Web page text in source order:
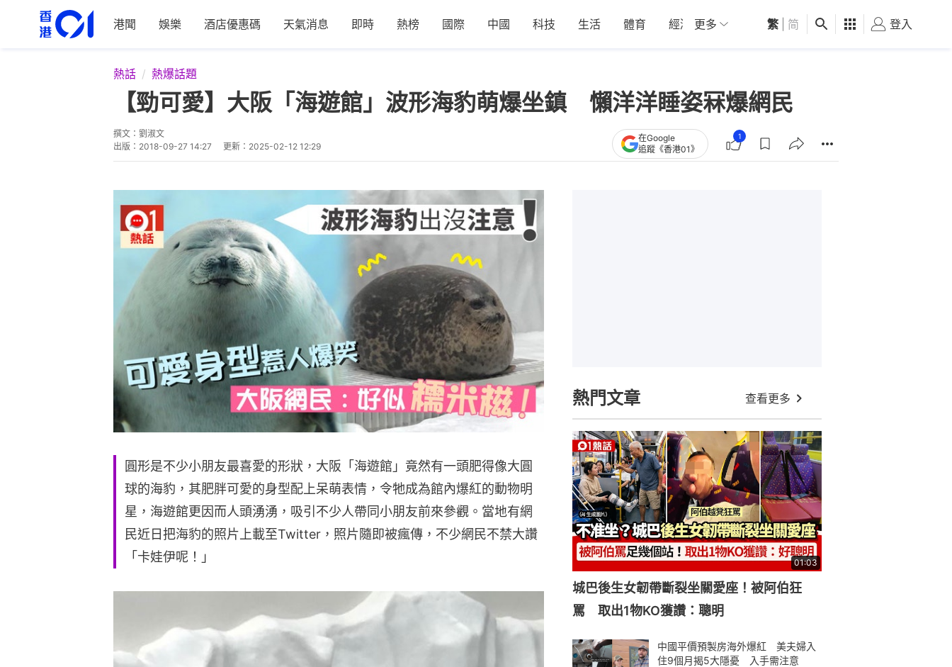
港聞 娛樂 酒店優惠碼 天氣消息 即時 熱榜 國際 中國 科技 生活 體育 經濟 01深圳 觀點 健康 好食玩飛
更多 繁 简 登入
熱話 熱爆話題
【勁可愛】大阪「海遊館」波形海豹萌爆坐鎮 懶洋洋睡姿冧爆網民
撰文： 劉淑文
出版： 2018-09-27 14:27 更新： 2025-02-12 12:29
在Google
追蹤《香港01》
1
圓形是不少小朋友最喜愛的形狀，大阪「海遊館」竟然有一頭肥得像大圓
球的海豹，其肥胖可愛的身型配上呆萌表情，令牠成為館內爆紅的動物明
星，海遊館更因而人頭湧湧，吸引不少人帶同小朋友前來參觀。當地有網
民近日把海豹的照片上載至Twitter，照片隨即被瘋傳，不少網民不禁大讚
「卡娃伊呢！」
熱門文章 查看更多
01:03
城巴後生女韌帶斷裂坐關愛座！被阿伯狂
罵 取出1物KO獲讚：聰明
中國平價預製房海外爆紅 美夫婦入
住9個月揭5大隱憂 入手需注意